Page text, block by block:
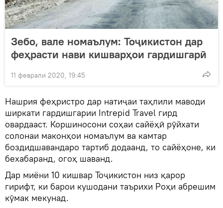
Зебо, вале номаълум: Тоҷикистон дар
феҳрасти нави кишварҳои гардишгарӣ
11 феврали 2020, 19:45
Нашрия феҳристро дар натиҷаи таҳлили маводи
ширкати гардишгарии Intrepid Travel гирд
овардааст. Коршиносони соҳаи сайёҳӣ рӯйхати
солонаи маконҳои номаълум ва камтар
боздидшавандаро тартиб додаанд, то сайёҳоне, ки
бехабаранд, огоҳ шаванд.
Дар миёни 10 кишвар Тоҷикистон низ қарор
гирифт, ки барои кушодани таърихи Роҳи абрешим
кӯмак мекунад.